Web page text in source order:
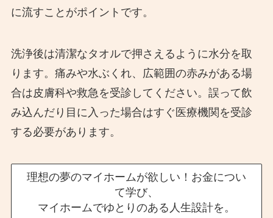
に流すことがポイントです。
洗浄後は清潔なタオルで押さえるように水分を取
ります。痛みや水ぶくれ、広範囲の赤みがある場
合は皮膚科や救急を受診してください。誤って飲
み込んだり目に入った場合はすぐ医療機関を受診
する必要があります。
理想の夢のマイホームが欲しい！お金につい
て学び、
マイホームでゆとりのある人生設計を。